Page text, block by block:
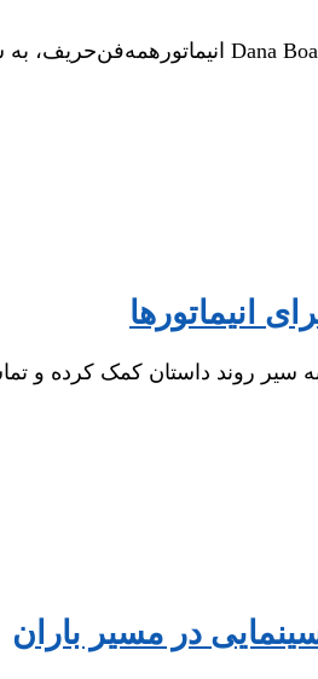
انیماتورها
سیر روند داستان کمک کرده و
در مسیر باران